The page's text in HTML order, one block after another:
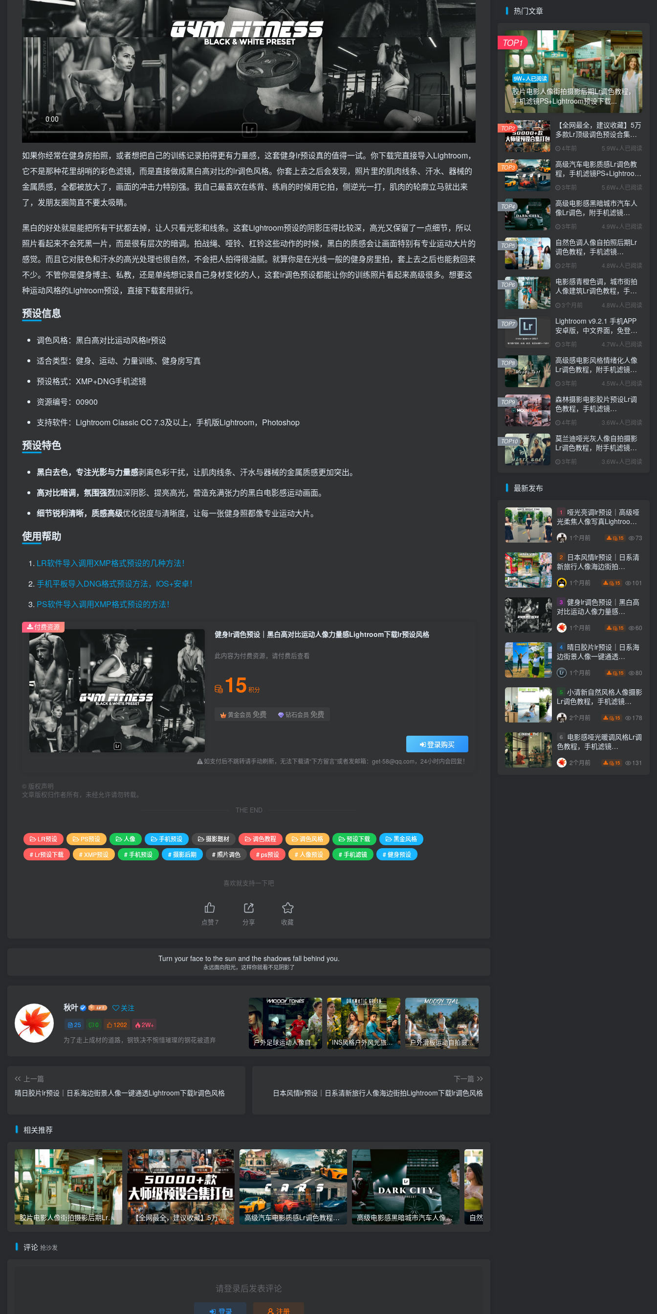
如果你经常在健身房拍照，或者想把自己的训练记录拍得更有力量感，这套健身lr预设真的值得一试。你下载完直接导入Lightroom，
它不是那种花里胡哨的彩色滤镜，而是直接做成黑白高对比的lr调色风格。你套上去之后会发现，照片里的肌肉线条、汗水、器械的
金属质感，全都被放大了，画面的冲击力特别强。我自己最喜欢在练背、练肩的时候用它拍，侧逆光一打，肌肉的轮廓立马就出来
了，发朋友圈简直不要太吸睛。
黑白的好处就是能把所有干扰都去掉，让人只看光影和线条。这套Lightroom预设的阴影压得比较深，高光又保留了一点细节，所以
照片看起来不会死黑一片，而是很有层次的暗调。拍战绳、哑铃、杠铃这些动作的时候，黑白的质感会让画面特别有专业运动大片的
感觉。而且它对肤色和汗水的高光处理也很自然，不会把人拍得很油腻。就算你是在光线一般的健身房里拍，套上去之后也能救回来
不少。不管你是健身博主、私教，还是单纯想记录自己身材变化的人，这套lr调色预设都能让你的训练照片看起来高级很多。想要这
种运动风格的Lightroom预设，直接下载套用就行。
预设信息
调色风格：黑白高对比运动风格lr预设
适合类型：健身、运动、力量训练、健身房写真
预设格式：XMP+DNG手机滤镜
资源编号：00900
支持软件：Lightroom Classic CC 7.3及以上，手机版Lightroom，Photoshop
预设特色
黑白去色，专注光影与力量感剥离色彩干扰，让肌肉线条、汗水与器械的金属质感更加突出。
高对比暗调，氛围强烈加深阴影、提亮高光，营造充满张力的黑白电影感运动画面。
细节锐利清晰，质感高级优化锐度与清晰度，让每一张健身照都像专业运动大片。
使用帮助
LR软件导入调用XMP格式预设的几种方法！
手机平板导入DNG格式预设方法，IOS+安卓！
PS软件导入调用XMP格式预设的方法！
健身lr调色预设｜黑白高对比运动人像力量感Lightroom下载lr预设风格
此内容为付费资源，请付费后查看
15 积分
黄金会员 免费 钻石会员 免费
登录购买
如支付后不跳转请手动刷新，无法下载请“下方留言”或者发邮箱：get-58@qq.com，24小时内会回复！
付费资源
© 版权声明
文章版权归作者所有，未经允许请勿转载。
THE END
LR预设 PS预设 人像 手机预设 摄影题材 调色教程 调色风格 预设下载
黑金风格
# Lr预设下载
# XMP预设 # 手机预设 # 摄影后期 # 照片调色 # ps预设 # 人像预设 # 手机滤镜 # 健身预设
喜欢就支持一下吧
点赞7 分享 收藏
Turn your face to the sun and the shadows fall behind you.
永远面向阳光，这样你就看不见阴影了
秋叶 关注
25 0 1202 2W+
为了走上成材的道路，钢铁决不惋惜璀璨的钢花被遗弃 户外足球运动人像自拍摄影后期Lr调色教程，手机滤镜PS+Lightroom预设下载！ INS风格户外风光旅拍人像自拍摄影Lr调色教程，手机滤镜PS+Lightroom预设下载！ 户外滑板运动自拍摄影Lr调色教程，手机滤镜PS+Lightroom预设下载！
上一篇
晴日胶片lr预设｜日系海边街景人像一键通透Lightroom下载lr调色风格
下一篇
日本风情lr预设｜日系清新旅行人像海边街拍Lightroom下载lr调色风格
相关推荐
胶片电影人像街拍摄影后期Lr调色教程，手机滤镜PS+Lightroom预设下载！ 【全网最全，建议收藏】5万多款Lr顶级调色预设合集，精心整理，分类清晰，摄影师调色师必备素材，够用一辈子！ 高级汽车电影质感Lr调色教程，手机滤镜PS+Lightroom预设下载！ 高级电影感黑暗城市汽车人像Lr调色，附手机滤镜PS+Lightroom预设下载！
评论 抢沙发
请登录后发表评论
登录 注册
热门文章
9W+人已阅读
胶片电影人像街拍摄影后期Lr调色教程，
手机滤镜PS+Lightroom预设下载...
TOP1
【全网最全，建议收藏】5万
多款Lr顶级调色预设合集，
精心整理，分类清晰，摄影
师调色师必备素材，够用一
辈子！
4年前 5.9W+人已阅读
TOP2
高级汽车电影质感Lr调色教
程，手机滤镜PS+Lightroom
预设下载！
3年前 5.6W+人已阅读
TOP3
高级电影感黑暗城市汽车人
像Lr调色，附手机滤镜
PS+Lightroom预设下载！
3年前 4.9W+人已阅读
TOP4
自然色调人像自拍照后期Lr
调色教程，手机滤镜
PS+Lightroom预设下载！
2年前 4.8W+人已阅读
TOP5
电影感青橙色调，城市街拍
人像建筑Lr调色教程，手机
滤镜PS+Lightroom预设下
载！3个月前 4.8W+人已阅读
TOP6
Lightroom v9.2.1 手机APP
安卓版，中文界面，免登录
直接激活破解版！
3年前 4.7W+人已阅读
TOP7
高级感电影风格情绪化人像
Lr调色教程，附手机滤镜
PS+Lightroom预设下载！
3年前 4.5W+人已阅读
TOP8
森林摄影电影胶片预设Lr调
色教程，手机滤镜
Lightroom+Ps预设下载！
4年前 3.6W+人已阅读
TOP9
莫兰迪哑光灰人像自拍摄影
Lr调色教程，附手机滤镜
PS+Lightroom预设下载！
3年前 3.6W+人已阅读
TOP10
最新发布
1
哑光亮调lr预设｜高级哑
光柔焦人像写真Lightroom
下载lr调色风格
1个月前 15 73
2
日本风情lr预设｜日系清
新旅行人像海边街拍
Lightroom下载lr调色风格
1个月前 15 101
3 健身lr调色预设｜黑白高
对比运动人像力量感
Lightroom下载lr预设风格
1个月前 15 60
4
晴日胶片lr预设｜日系海
边街景人像一键通透
Lightroom下载lr调色风格
1个月前 15 80
5 小清新自然风格人像摄影
Lr调色教程，手机滤镜
PS+Lightroom预设下载！
2个月前 15 178
6
电影感哑光暖调风格Lr调
色教程，手机滤镜
PS+Lightroom预设下载！
2个月前 15 131